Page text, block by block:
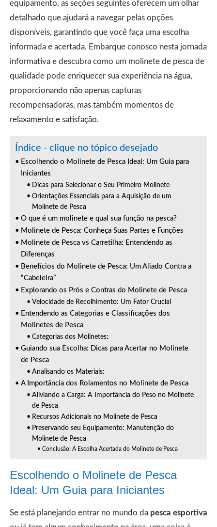
equipamento, as seções seguintes oferecem um olhar
detalhado que ajudará a navegar pelas opções
disponíveis, garantindo que você faça uma escolha
informada e acertada. Embarque conosco nesta jornada
informativa e descubra como um molinete de pesca de
qualidade pode enriquecer sua experiência na água,
proporcionando não apenas capturas
recompensadoras, mas também momentos de
relaxamento e satisfação.
Índice - clique no tópico desejado
Escolhendo o Molinete de Pesca Ideal: Um Guia para
Iniciantes
Dicas para Selecionar o Seu Primeiro Molinete
Orientações Essenciais para a Aquisição de um
Molinete de Pesca
O que é um molinete e qual sua função na pesca?
Molinete de Pesca: Conheça Suas Partes e Funções
Molinete de Pesca vs Carretilha: Entendendo as
Diferenças
Benefícios do Molinete de Pesca: Um Aliado Contra a
“Cabeleira”
Explorando os Prós e Contras do Molinete de Pesca
Velocidade de Recolhimento: Um Fator Crucial
Entendendo as Categorias e Classificações dos
Molinetes de Pesca
Categorias dos Molinetes:
Guiando sua Escolha: Dicas para Acertar no Molinete
de Pesca
Analisando os Materiais:
A Importância dos Rolamentos no Molinete de Pesca
Aliviando a Carga: A Importância do Peso no Molinete
de Pesca
Recursos Adicionais no Molinete de Pesca
Preservando seu Equipamento: Manutenção do
Molinete de Pesca
Conclusão: A Escolha Acertada do Molinete de Pesca
Escolhendo o Molinete de Pesca
Ideal: Um Guia para Iniciantes
Se está planejando entrar no mundo da pesca esportiva